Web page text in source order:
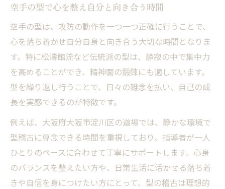
内向的技の空手道場で自信を育む方法
空手の型演武がもたらす自己成長の実感
空手型重視の稽古で見える心の変化
型重視の空手が茨木市で人気の理由
茨木市で空手型が支持される背景とは
空手型中心の道場が選ばれる特徴を解説
空手型稽古で地域の支持を集めるポイント
空手の型を大切にする道場が人気の理由
心身を鍛える空手の型への向き合い方
空手型練習で身につく精神力と体力強化
空手の型で心を整え自分と向き合う時間
空手の型は、攻防の動作を一つ一つ正確に行うことで、
心を落ち着かせ自分自身と向き合う大切な時間となりま
す。特に松濤館流など伝統派の型は、静寂の中で集中力
を高めることができ、精神面の鍛錬にも適しています。
型を繰り返し行うことで、日々の雑念を払い、自己の成
長を実感できるのが特徴です。
例えば、大阪府大阪市淀川区の道場では、静かな環境で
型稽古に専念できる時間を重視しており、指導者が一人
ひとりのペースに合わせて丁寧にサポートします。心身
のバランスを整えたい方や、日常生活に活かせる落ち着
きや自信を身につけたい方にとって、型の稽古は理想的